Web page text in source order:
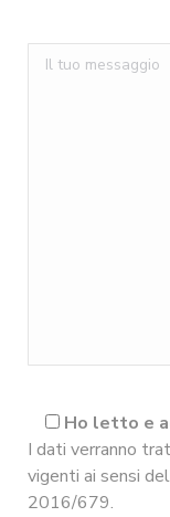
Ho letto e
I dati verranno
vigenti ai sensi
2016/679.